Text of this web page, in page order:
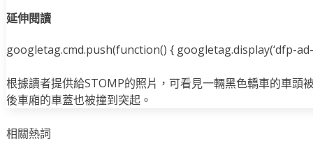
延伸閱讀
googletag.cmd.push(function() { googletag.display(‘dfp-ad-
根據讀者提供給STOMP的照片，可看見一輛黑色轎車的車頭
後車廂的車蓋也被撞到突起。
相關熱詞